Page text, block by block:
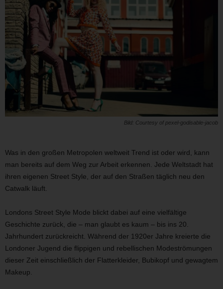
Bild: Courtesy of pexel-godisable-jacob
Was in den großen Metropolen weltweit Trend ist oder wird, kann
man bereits auf dem Weg zur Arbeit erkennen. Jede Weltstadt hat
ihren eigenen Street Style, der auf den Straßen täglich neu den
Catwalk läuft.
Londons Street Style Mode blickt dabei auf eine vielfältige
Geschichte zurück, die – man glaubt es kaum – bis ins 20.
Jahrhundert zurückreicht. Während der 1920er Jahre kreierte die
Londoner Jugend die flippigen und rebellischen Modeströmungen
dieser Zeit einschließlich der Flatterkleider, Bubikopf und gewagtem
Makeup.